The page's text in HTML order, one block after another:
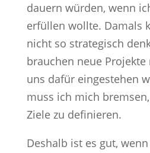
dauern würden, wenn
erfüllen wollte. Damals
nicht so strategisch
brauchen neue
uns dafür eingestehen
muss ich mich
Ziele zu definieren.
Deshalb ist es gut,